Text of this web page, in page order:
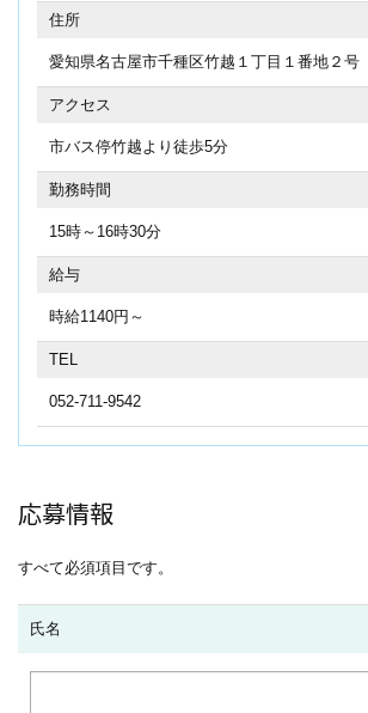
住所
愛知県名古屋市千種区竹越１丁目１番地２号
アクセス
市バス停竹越より徒歩5分
勤務時間
15時～16時30分
給与
時給1140円～
TEL
052-711-9542
応募情報
すべて必須項目です。
氏名